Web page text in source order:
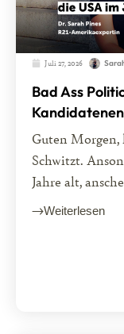
Juli 27, 2026
Bad Ass
Guten Morgen,
Schwitzt.
Jahre alt,
Weiterlesen